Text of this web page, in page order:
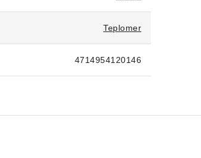
Teplomer
4714954120146